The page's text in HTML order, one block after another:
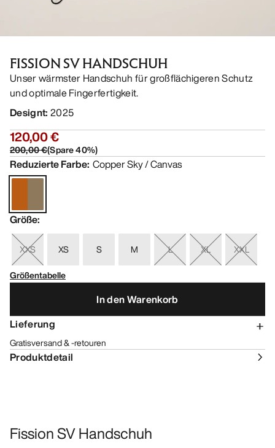
FISSION SV HANDSCHUH
Unser wärmster Handschuh für großflächigeren Schutz
und optimale Fingerfertigkeit.
Designt: 2025
120,00 €
200,00 €(Spare40%)
Reduzierte Farbe: Copper Sky / Canvas
Größe:
XXS XS S M L XL
XXL
Größentabelle
In den Warenkorb
Lieferung
Gratisversand & -retouren
Produktdetail
Fission SV Handschuh